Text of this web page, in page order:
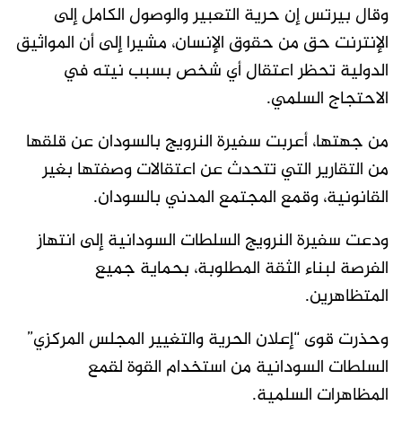
وقال بيرتس إن حرية التعبير والوصول الكامل إلى
الإنترنت حق من حقوق الإنسان، مشيرا إلى أن المواثيق
الدولية تحظر اعتقال أي شخص بسبب نيته في
الاحتجاج السلمي.
من جهتها، أعربت سفيرة النرويج بالسودان عن قلقها
من التقارير التي تتحدث عن اعتقالات وصفتها بغير
القانونية، وقمع المجتمع المدني بالسودان.
ودعت سفيرة النرويج السلطات السودانية إلى انتهاز
الفرصة لبناء الثقة المطلوبة، بحماية جميع
المتظاهرين.
وحذرت قوى “إعلان الحرية والتغيير المجلس المركزي”
السلطات السودانية من استخدام القوة لقمع
المظاهرات السلمية.